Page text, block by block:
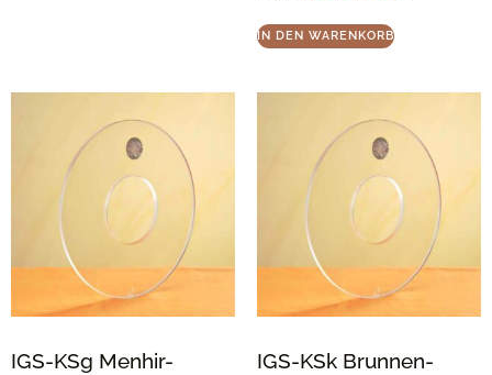
IN DEN WARENKORB
IGS-KSg Menhir-
IGS-KSk Brunnen-